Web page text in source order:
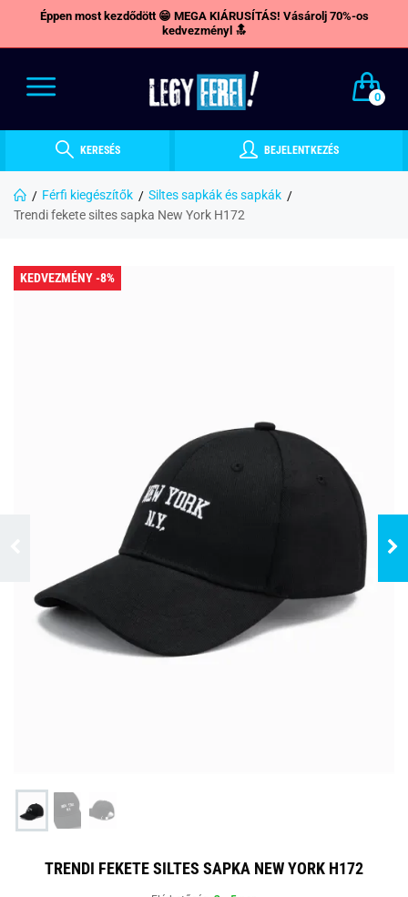
Éppen most kezdődött 😁 MEGA KIÁRUSÍTÁS! Vásárolj 70%-os
kedvezményl 🔝
0
KERESÉS BEJELENTKEZÉS
Férfi kiegészítők
Siltes sapkák és sapkák
Trendi fekete siltes sapka New York H172
KEDVEZMÉNY -8%
TRENDI FEKETE SILTES SAPKA NEW YORK H172